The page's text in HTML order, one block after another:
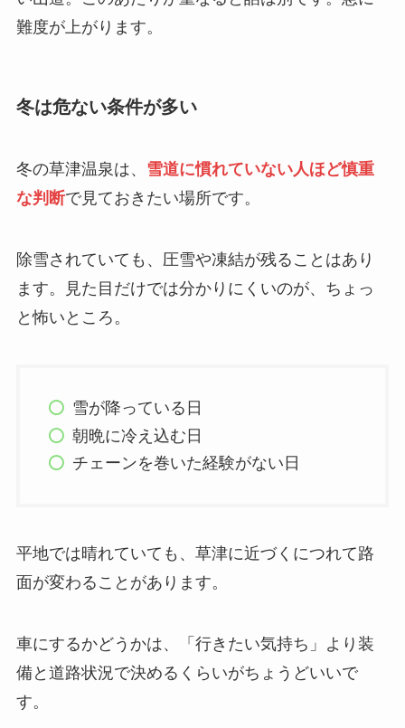
難度が上がります。
冬は危ない条件が多い
冬の草津温泉は、 雪道に慣れていない人ほど慎重
な判断で見ておきたい場所です。
除雪されていても、圧雪や凍結が残ることはあり
ます。見た目だけでは分かりにくいのが、ちょっ
と怖いところ。
雪が降っている日
朝晩に冷え込む日
チェーンを巻いた経験がない日
平地では晴れていても、草津に近づくにつれて路
面が変わることがあります。
車にするかどうかは、「行きたい気持ち」より装
備と道路状況で決めるくらいがちょうどいいで
す。